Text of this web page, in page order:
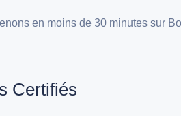
en moins de 30 minutes sur
Certifiés